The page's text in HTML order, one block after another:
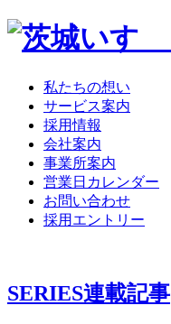
私たちの想い
サービス案内
採用情報
会社案内
事業所案内
営業日カレンダー
お問い合わせ
採用エントリー
SERIES連載記事